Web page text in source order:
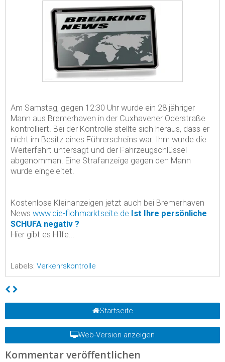
Am Samstag, gegen 12:30 Uhr wurde ein 28 jähriger
Mann aus Bremerhaven in der Cuxhavener Oderstraße
kontrolliert. Bei der Kontrolle stellte sich heraus, dass er
nicht im Besitz eines Führerscheins war. Ihm wurde die
Weiterfahrt untersagt und der Fahrzeugschlüssel
abgenommen. Eine Strafanzeige gegen den Mann
wurde eingeleitet.
Kostenlose Kleinanzeigen jetzt auch bei Bremerhaven
News www.die-flohmarktseite.de Ist Ihre persönliche
SCHUFA negativ ?
Hier gibt es Hilfe...
Labels: Verkehrskontrolle
Startseite
Web-Version anzeigen
Kommentar veröffentlichen